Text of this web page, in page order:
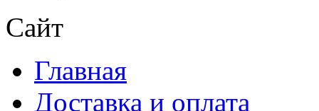
Сайт
Главная
Доставка и оплата